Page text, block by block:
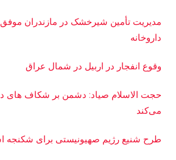
داروخانه
وقوع انفجار در اربیل در شمال عراق
حجت الاسلام صیاد: دشمن بر شکاف‌ های
می‌کند
طرح شنیع رژیم صهیونیستی برای شکنجه